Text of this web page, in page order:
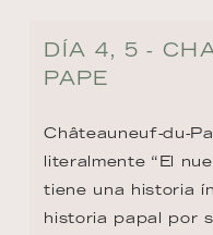
DÍA 4, 5 -
PAPE
Châteauneuf-du-
literalmente “El
tiene una historia
historia papal por